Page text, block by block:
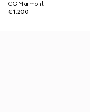
GG Marmont
€ 1.200